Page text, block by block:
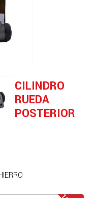
CILINDRO
RUEDA
POSTERIOR